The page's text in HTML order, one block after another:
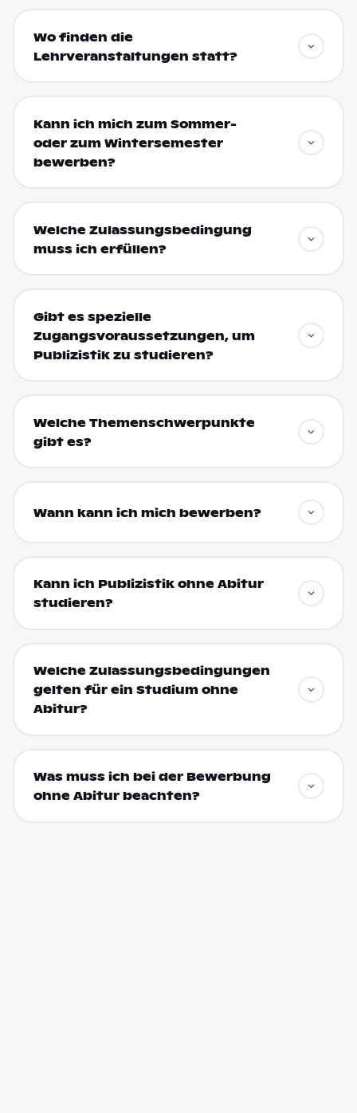
Wo finden die
Lehrveranstaltungen statt?
Kann ich mich zum Sommer-
oder zum Wintersemester
bewerben?
Welche Zulassungsbedingung
muss ich erfüllen?
Gibt es spezielle
Zugangsvoraussetzungen, um
Publizistik zu studieren?
Welche Themenschwerpunkte
gibt es?
Wann kann ich mich bewerben?
Kann ich Publizistik ohne Abitur
studieren?
Welche Zulassungsbedingungen
gelten für ein Studium ohne
Abitur?
Was muss ich bei der Bewerbung
ohne Abitur beachten?